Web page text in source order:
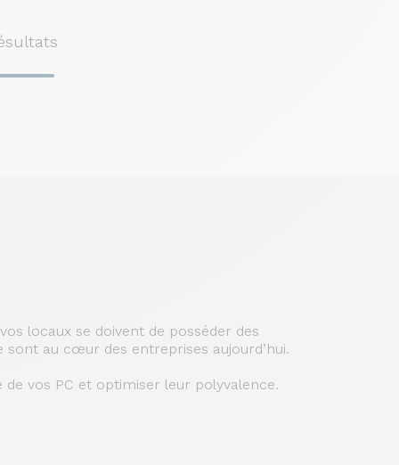
locaux se doivent de posséder des
au cœur des entreprises aujourd’hui.
vos PC et optimiser leur polyvalence.